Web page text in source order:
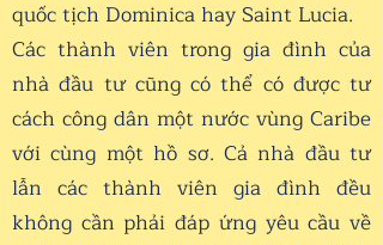
quốc tịch Dominica hay Saint Lucia.
Các thành viên trong gia đình của
nhà đầu tư cũng có thể có được tư
cách công dân một nước vùng Caribe
với cùng một hồ sơ. Cả nhà đầu tư
lẫn các thành viên gia đình đều
không cần phải đáp ứng yêu cầu về